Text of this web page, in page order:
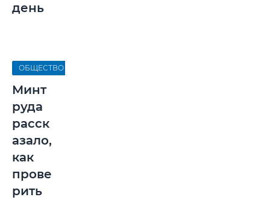
день
ОБЩЕСТВО
Минт
руда
расск
азало,
как
прове
рить